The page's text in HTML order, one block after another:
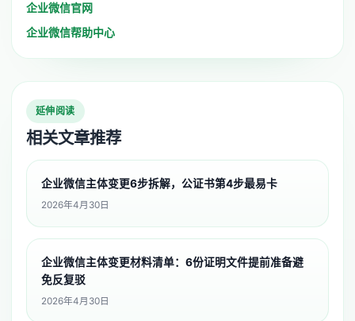
企业微信官网
企业微信帮助中心
延伸阅读
相关文章推荐
企业微信主体变更6步拆解，公证书第4步最易卡
2026年4月30日
企业微信主体变更材料清单：6份证明文件提前准备避
免反复驳
2026年4月30日